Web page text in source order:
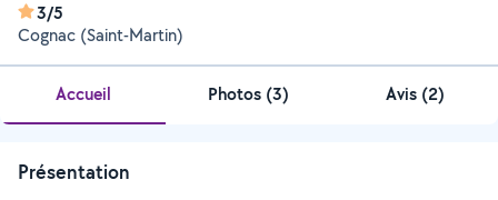
3/5
Cognac (Saint-Martin)
Accueil Photos (3) Avis (2)
Présentation